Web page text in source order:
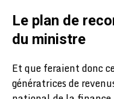
Le plan de
du ministre
Et que feraient donc
génératrices de